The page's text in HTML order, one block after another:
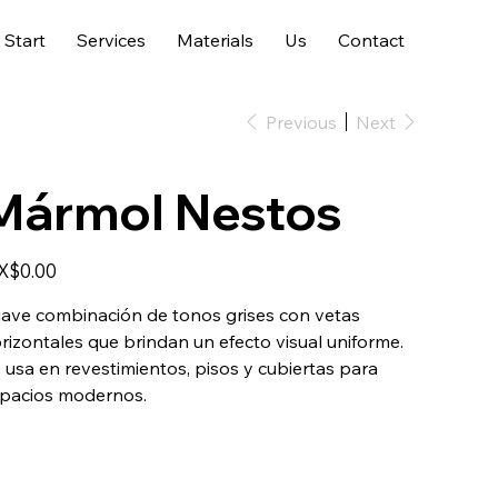
Start Services Materials Us Contact
Previous Next
Nestos
combinación de tonos grises con vetas
que brindan un efecto visual uniforme.
usa en revestimientos, pisos y cubiertas para
modernos.